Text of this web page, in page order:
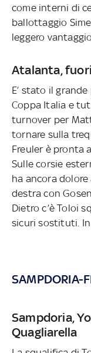
come interni di
ballottaggio
leggero vantaggio
Atalanta,
E’ stato il
Coppa Italia e
turnover per
tornare sulla
Freuler è pronta
Sulle corsie
ha ancora
destra con
Dietro c’è Toloi
sicuri sostituti.
SAMPDORIA-
Sampdoria,
Quagliarella